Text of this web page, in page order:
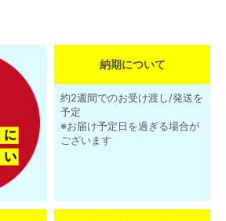
納期について
約2週間でのお受け渡し/発送を
予定
※お届け予定日を過ぎる場合が
ございます